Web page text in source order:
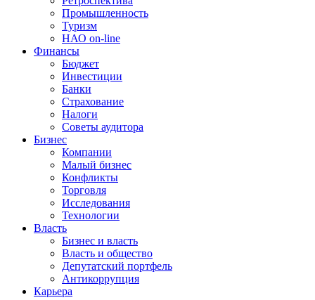
Промышленность
Туризм
НАО on-line
Финансы
Бюджет
Инвестиции
Банки
Страхование
Налоги
Советы аудитора
Бизнес
Компании
Малый бизнес
Конфликты
Торговля
Исследования
Технологии
Власть
Бизнес и власть
Власть и общество
Депутатский портфель
Антикоррупция
Карьера